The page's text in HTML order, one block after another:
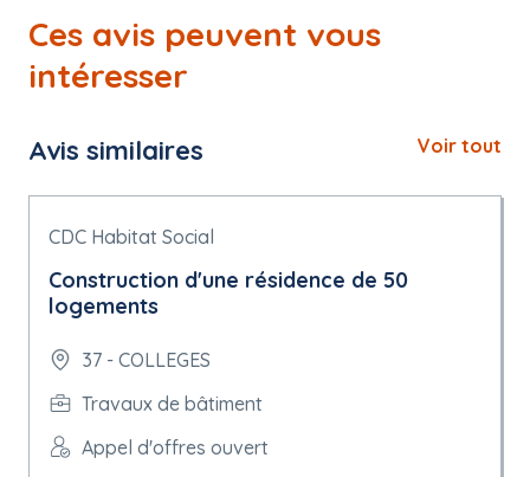
Ces avis peuvent vous
intéresser
Avis similaires Voir tout
CDC Habitat Social
Construction d'une résidence de 50
logements
37 - COLLEGES
Travaux de bâtiment
Appel d'offres ouvert